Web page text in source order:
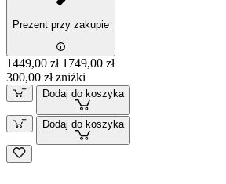
Prezent przy zakupie
1449,00 zł 1749,00 zł
300,00 zł zniżki
Dodaj do koszyka
Dodaj do koszyka